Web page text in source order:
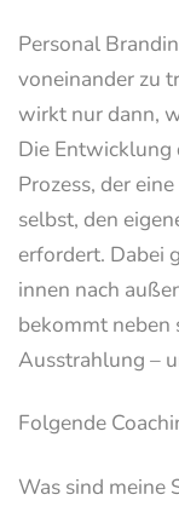
Personal
voneinander zu
wirkt nur dann,
Die Entwicklung
Prozess, der
selbst, den
erfordert. Dabei
innen nach
bekommt neben
Ausstrahlung –
Folgende
Was sind meine